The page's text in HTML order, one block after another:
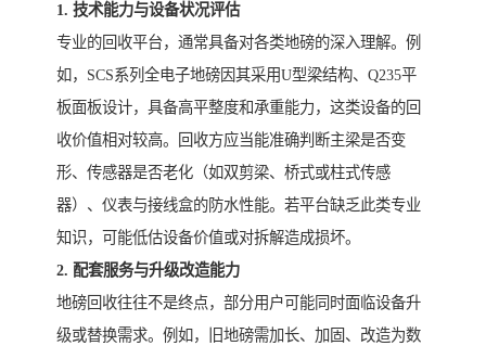
1. 技术能力与设备状况评估
专业的回收平台，通常具备对各类地磅的深入理解。例
如，SCS系列全电子地磅因其采用U型梁结构、Q235平
板面板设计，具备高平整度和承重能力，这类设备的回
收价值相对较高。回收方应当能准确判断主梁是否变
形、传感器是否老化（如双剪梁、桥式或柱式传感
器）、仪表与接线盒的防水性能。若平台缺乏此类专业
知识，可能低估设备价值或对拆解造成损坏。
2. 配套服务与升级改造能力
地磅回收往往不是终点，部分用户可能同时面临设备升
级或替换需求。例如，旧地磅需加长、加固、改造为数